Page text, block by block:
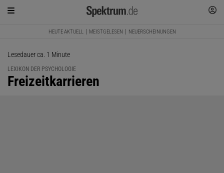
HEUTE AKTUELL MEISTGELESEN NEUERSCHEINUNGEN
Lesedauer ca. 1 Minute
LEXIKON DER PSYCHOLOGIE
:
Freizeitkarrieren